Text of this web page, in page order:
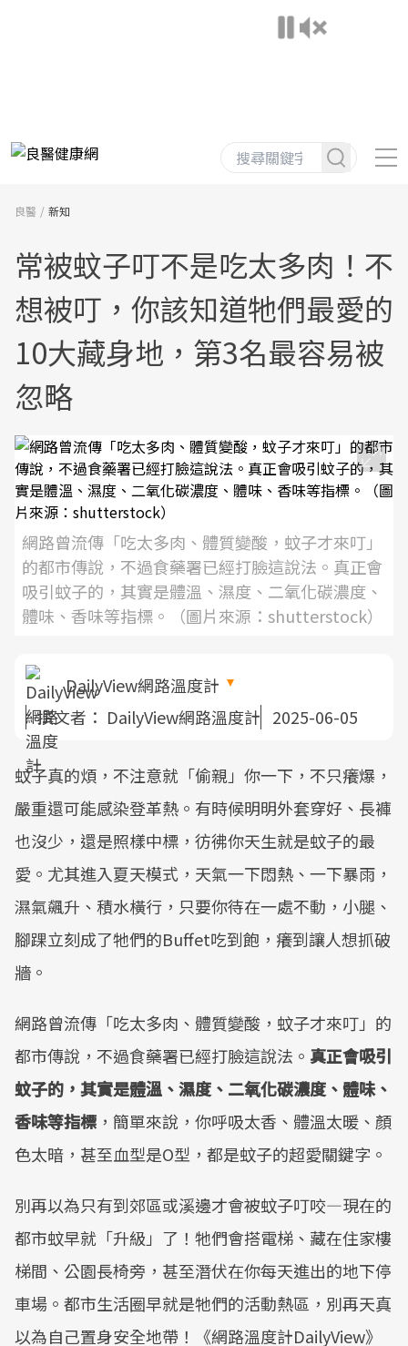
良醫 新知
常被蚊子叮不是吃太多肉！不
想被叮，你該知道牠們最愛的
10大藏身地，第3名最容易被
忽略
網路曾流傳「吃太多肉、體質變酸，蚊子才來叮」
的都市傳說，不過食藥署已經打臉這說法。真正會
吸引蚊子的，其實是體溫、濕度、二氧化碳濃度、
體味、香味等指標。（圖片來源：shutterstock）
DailyView網路溫度計
撰文者： DailyView網路溫度計 2025-06-05
蚊子真的煩，不注意就「偷親」你一下，不只癢爆，
嚴重還可能感染登革熱。有時候明明外套穿好、長褲
也沒少，還是照樣中標，彷彿你天生就是蚊子的最
愛。尤其進入夏天模式，天氣一下悶熱、一下暴雨，
濕氣飆升、積水橫行，只要你待在一處不動，小腿、
腳踝立刻成了牠們的Buffet吃到飽，癢到讓人想抓破
牆。
網路曾流傳「吃太多肉、體質變酸，蚊子才來叮」的
都市傳說，不過食藥署已經打臉這說法。 真正會吸引
蚊子的，其實是體溫、濕度、二氧化碳濃度、體味、
香味等指標 ，簡單來說，你呼吸太香、體溫太暖、顏
色太暗，甚至血型是O型，都是蚊子的超愛關鍵字。
別再以為只有到郊區或溪邊才會被蚊子叮咬—現在的
都市蚊早就「升級」了！牠們會搭電梯、藏在住家樓
梯間、公園長椅旁，甚至潛伏在你每天進出的地下停
車場。都市生活圈早就是牠們的活動熱區，別再天真
以為自己置身安全地帶！《網路溫度計DailyView》